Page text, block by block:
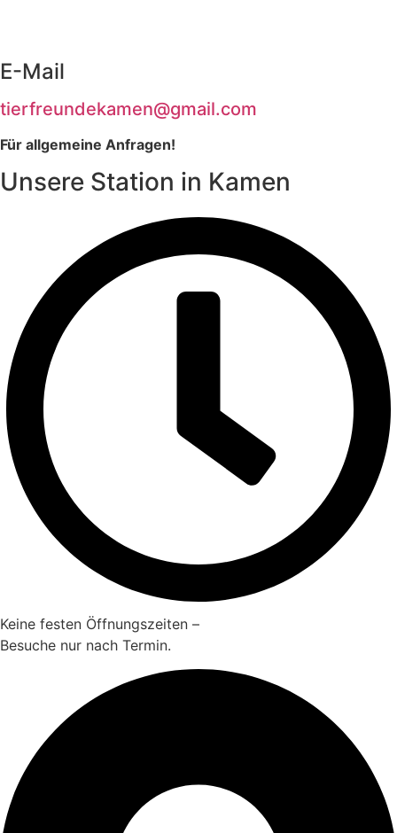
E-Mail
tierfreundekamen@gmail.com
Für allgemeine Anfragen!
Unsere Station in Kamen
Keine festen Öffnungszeiten –
Besuche nur nach Termin.